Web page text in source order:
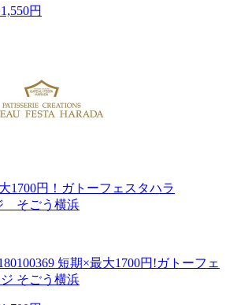
円
1700円！ガトーフェスタハラ
そごう横浜
短期×最大1700円!ガトーフェ
そごう横浜